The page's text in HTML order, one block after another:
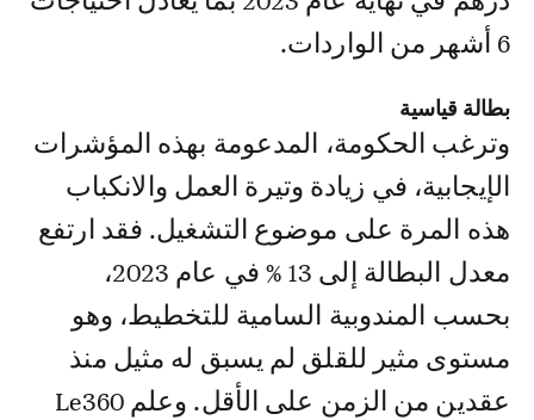
6 أشهر من الواردات.
بطالة قياسية
وترغب الحكومة، المدعومة بهذه المؤشرات
الإيجابية، في زيادة وتيرة العمل والانكباب
هذه المرة على موضوع التشغيل. فقد ارتفع
معدل البطالة إلى 13 % في عام 2023،
بحسب المندوبية السامية للتخطيط، وهو
مستوى مثير للقلق لم يسبق له مثيل منذ
عقدين من الزمن على الأقل. وعلم Le360